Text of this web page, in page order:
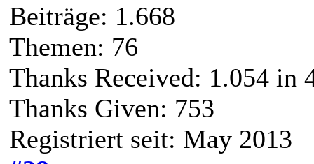
Beiträge: 1.668
Themen: 76
Thanks Received: 1.054 in
Thanks Given: 753
Registriert seit: May 2013